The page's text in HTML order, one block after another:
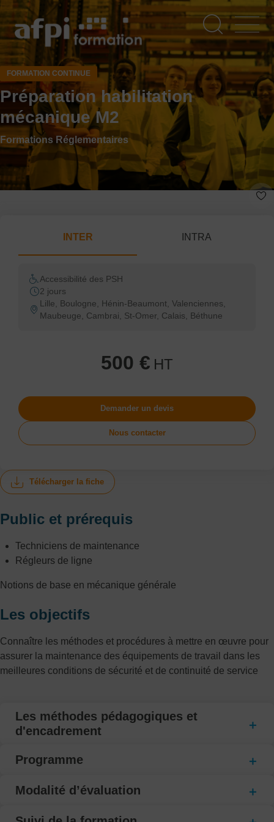
Aller
au
contenu
principal
FORMATION CONTINUE
Préparation habilitation
mécanique M2
Formations Réglementaires
Télécharger la fiche
Public et prérequis
Techniciens de maintenance
Régleurs de ligne
Notions de base en mécanique générale
Les objectifs
Connaître les méthodes et procédures à mettre en œuvre pour
assurer la maintenance des équipements de travail dans les
meilleures conditions de sécurité et de continuité de service
Les méthodes pédagogiques et
d'encadrement
Programme
Modalité d’évaluation
INTER INTRA
Accessibilité des PSH
2 jours
Lille, Boulogne, Hénin-Beaumont, Valenciennes,
Maubeuge, Cambrai, St-Omer, Calais, Béthune
500 € HT
Demander un devis
Nous contacter